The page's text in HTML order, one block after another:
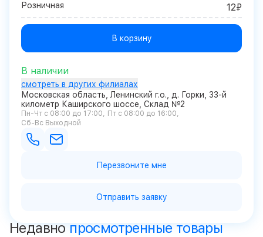
Розничная 12₽
В корзину
В наличии
смотреть в других филиалах
Московская область, Ленинский г.о., д. Горки, 33-й
километр Каширского шоссе, Склад №2
Пн-Чт с 08:00 до 17:00
Пт с 08:00 до 16:00
Сб-Вс Выходной
Перезвоните мне
Отправить заявку
Недавно просмотренные товары